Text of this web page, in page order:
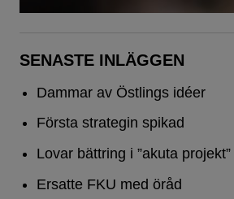
SENASTE INLÄGGEN
Dammar av Östlings idéer
Första strategin spikad
Lovar bättring i ”akuta projekt”
Ersatte FKU med öråd